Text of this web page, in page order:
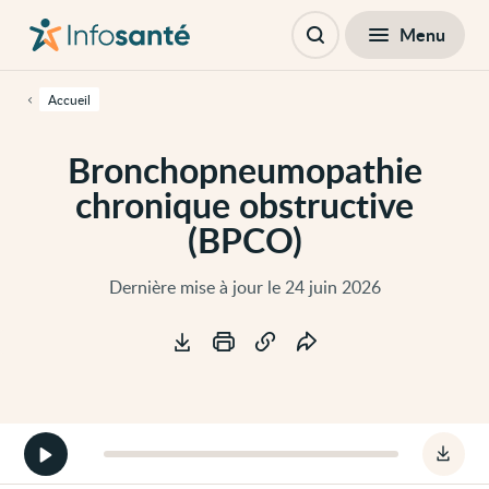
contenu
cette
navigationBronchopneumopathie
chronique obstructive
(BPCO)
Dernière mise à jour le 24 juin 2026
Accueil
principale
Ouvrir Menu
le
Démarrer
la
version
Table des matières Fermer